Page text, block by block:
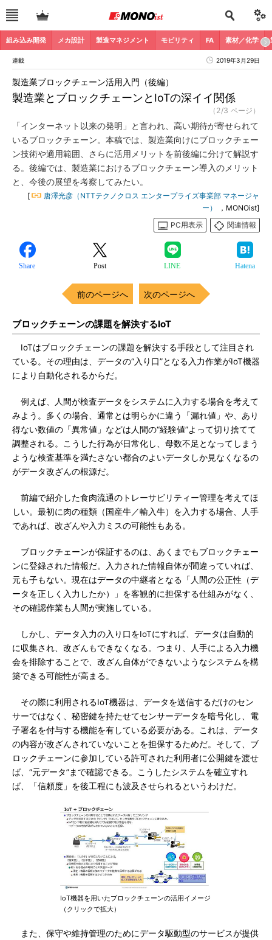
組み込み開発 メカ設計 製造マネジメント モビリティ FA 素材／化学
連載 2019年3月29日
製造業とブロックチェーンとIoTの深イイ関係
製造業ブロックチェーン活用入門（後編）
（2/3 ページ）
「インターネット以来の発明」と言われ、高い期待が寄せられて
いるブロックチェーン。本稿では、製造業向けにブロックチェー
ン技術や適用範囲、さらに活用メリットを前後編に分けて解説す
る。後編では、製造業におけるブロックチェーン導入のメリット
と、今後の展望を考察してみたい。
[
唐澤光彦（NTTテクノクロス エンタープライズ事業部 マネージャ
ー）
，MONOist]
PC用表示
関連情報
Share Post LINE Hatena
前のページへ 次のページへ
ブロックチェーンの課題を解決するIoT
IoTはブロックチェーンの課題を解決する手段として注目され
ている。その理由は、データの“入り口”となる入力作業がIoT機器
により自動化されるからだ。
例えば、人間が検査データをシステムに入力する場合を考えて
みよう。多くの場合、通常とは明らかに違う「漏れ値」や、あり
得ない数値の「異常値」などは人間の“経験値”よって切り捨てて
調整される。こうした行為が日常化し、母数不足となってしまう
ような検査基準を満たさない都合のよいデータしか見なくなるの
がデータ改ざんの根源だ。
前編で紹介した食肉流通のトレーサビリティー管理を考えてほ
しい。最初に肉の種類（国産牛／輸入牛）を入力する場合、人手
であれば、改ざんや入力ミスの可能性もある。
ブロックチェーンが保証するのは、あくまでもブロックチェー
ンに登録された情報だ。入力された情報自体が間違っていれば、
元も子もない。現在はデータの中継者となる「人間の公正性（デ
ータを正しく入力したか）」を客観的に担保する仕組みがなく、
その確認作業も人間が実施している。
しかし、データ入力の入り口をIoTにすれば、データは自動的
に収集され、改ざんもできなくなる。つまり、人手による入力機
会を排除することで、改ざん自体ができないようなシステムを構
築できる可能性が高まる。
その際に利用されるIoT機器は、データを送信するだけのセン
サーではなく、秘密鍵を持たせてセンサーデータを暗号化し、電
子署名を付与する機能を有している必要がある。これは、データ
の内容が改ざんされていないことを担保するためだ。そして、ブ
ロックチェーンに参加している許可された利用者に公開鍵を渡せ
ば、“元データ”まで確認できる。こうしたシステムを確立すれ
ば、「信頼度」を後工程にも波及させられるというわけだ。
IoT機器を用いたブロックチェーンの活用イメージ
（クリックで拡大）
また、保守や維持管理のためにデータ駆動型のサービスが提供